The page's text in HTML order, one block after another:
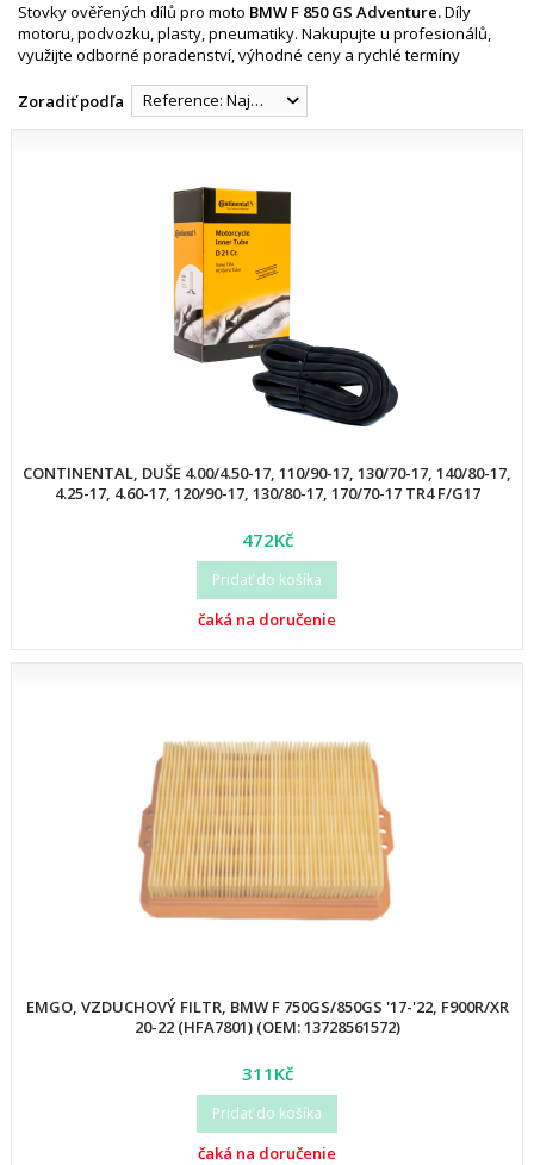
Stovky ověřených dílů pro moto BMW F 850 GS Adventure.Díly
motoru, podvozku, plasty, pneumatiky. Nakupujte u profesionálů,
využijte odborné poradenství, výhodné ceny a rychlé termíny
Zoradiť podľa Reference: Najnižšia
CONTINENTAL, DUŠE 4.00/4.50-17, 110/90-17, 130/70-17, 140/80-17,
4.25-17, 4.60-17, 120/90-17, 130/80-17, 170/70-17 TR4 F/G17
472Kč
Pridať do košíka
čaká na doručenie
EMGO, VZDUCHOVÝ FILTR, BMW F 750GS/850GS '17-'22, F900R/XR
20-22 (HFA7801) (OEM: 13728561572)
311Kč
Pridať do košíka
čaká na doručenie